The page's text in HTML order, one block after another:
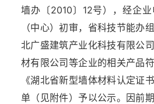
墙办〔2010〕12号），经企
（中心）初审，省科技节能办
北广盛建筑产业化科技有限公
材有限公司等企业的相关产品
《湖北省新型墙体材料认定证
单（见附件）予以公示。因前